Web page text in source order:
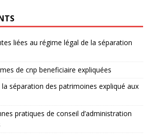
liées au régime légal de la séparation
de cnp beneficiaire expliquées
séparation des patrimoines expliqué aux
pratiques de conseil d’administration